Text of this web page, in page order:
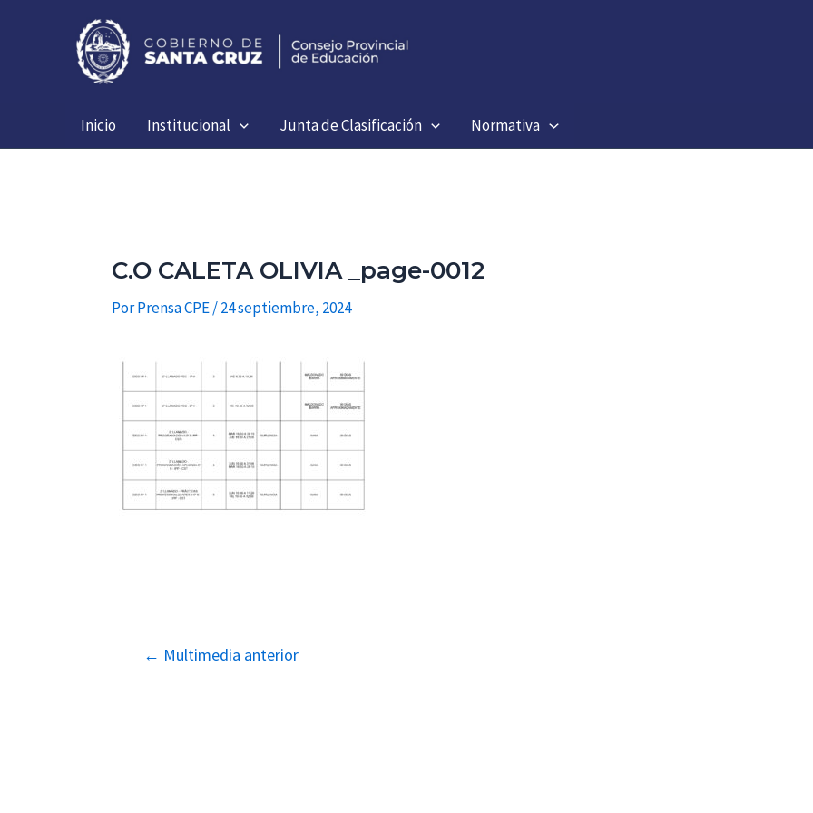
Inicio Institucional Junta de Clasificación Normativa
C.O CALETA OLIVIA _page-0012
PorPrensa CPE/24 septiembre, 2024
Navegación
← Multimedia anterior